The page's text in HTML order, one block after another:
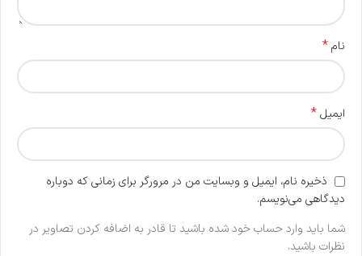
نام*
ایمیل*
ذخیره نام، ایمیل و وبسایت من در مرورگر برای زمانی که دوباره
دیدگاهی می‌نویسم.
شما باید وارد حساب خود شده باشید تا قادر به اضافه کردن تصاویر در
نظرات باشید.